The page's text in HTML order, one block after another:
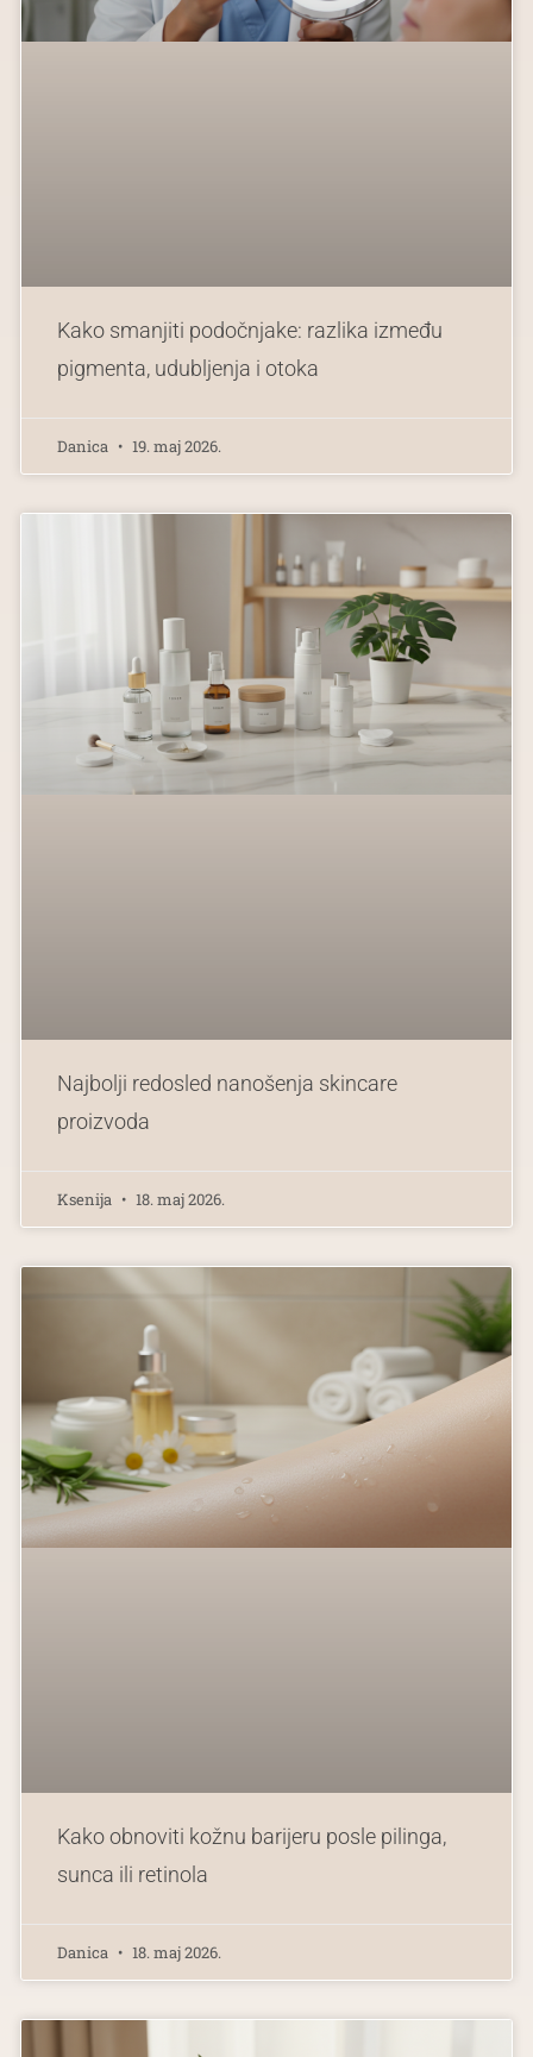
Kako smanjiti podočnjake: razlika između
pigmenta, udubljenja i otoka
Danica 19. maj 2026.
Najbolji redosled nanošenja skincare
proizvoda
Ksenija 18. maj 2026.
Kako obnoviti kožnu barijeru posle pilinga,
sunca ili retinola
Danica 18. maj 2026.